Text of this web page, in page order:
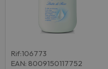
Rif:106773
EAN: 8009150117752